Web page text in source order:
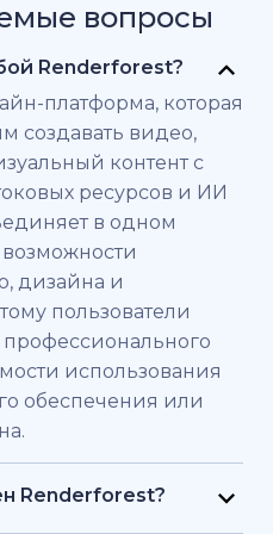
вопросы
Renderforest?
платформа, которая
создавать видео,
контент с
ресурсов и ИИ
в одном
дизайна и
пользователи
профессионального
использования
обеспечения или
Renderforest?